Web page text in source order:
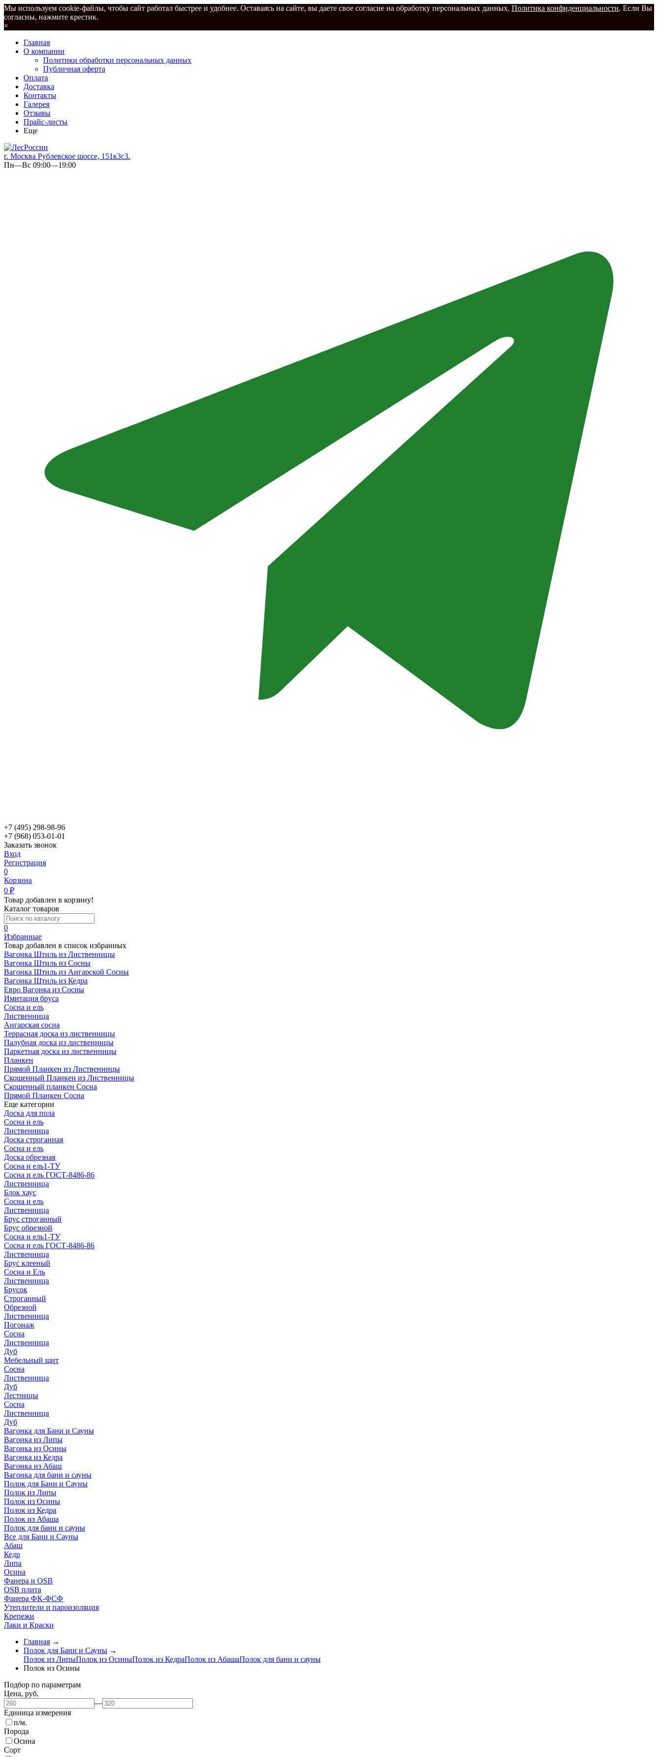
Мы используем cookie-файлы, чтобы сайт работал быстрее и удобнее. Оставаясь на сайте, вы даете свое согласие на обработку персональных данных. Политика конфиденциальности. Если Вы
согласны, нажмите крестик.
×
Главная
О компании
Политики обработки персональных данных
Публичная оферта
Оплата
Доставка
Контакты
Галерея
Отзывы
Прайс-листы
Еще
г. Москва Рублевское шоссе, 151к3с3.
Пн—Вс 09:00—19:00
+7 (495) 298-98-96
+7 (968) 053-01-01
Заказать звонок
Вход
Регистрация
0
Корзина
0 ₽
Товар добавлен в корзину!
Каталог товаров
0
Избранные
Товар добавлен в список избранных
Вагонка Штиль из Лиственницы
Вагонка Штиль из Сосны
Вагонка Штиль из Ангарской Сосны
Вагонка Штиль из Кедра
Евро Вагонка из Сосны
Имитация бруса
Сосна и ель
Лиственница
Ангарская сосна
Террасная доска из лиственницы
Палубная доска из лиственницы
Паркетная доска из лиственницы
Планкен
Прямой Планкен из Лиственницы
Скошенный Планкен из Лиственницы
Скошенный планкен Сосна
Прямой Планкен Сосна
Еще категории
Доска для пола
Сосна и ель
Лиственница
Доска строганная
Сосна и ель
Доска обрезная
Сосна и ель1-ТУ
Сосна и ель ГОСТ-8486-86
Лиственница
Блок хаус
Сосна и ель
Лиственница
Брус строганный
Брус обрезной
Сосна и ель1-ТУ
Сосна и ель ГОСТ-8486-86
Лиственница
Брус клееный
Сосна и Ель
Лиственница
Брусок
Строганный
Обрезной
Лиственница
Погонаж
Сосна
Лиственница
Дуб
Мебельный щит
Сосна
Лиственница
Дуб
Лестницы
Сосна
Лиственница
Дуб
Вагонка для Бани и Сауны
Вагонка из Липы
Вагонка из Осины
Вагонка из Кедра
Вагонка из Абаш
Вагонка для бани и сауны
Полок для Бани и Сауны
Полок из Липы
Полок из Осины
Полок из Кедра
Полок из Абаша
Полок для бани и сауны
Все для Бани и Сауны
Абаш
Кедр
Липа
Осина
Фанера и OSB
OSB плита
Фанера ФК-ФСФ
Утеплители и пароизоляция
Крепежи
Лаки и Краски
Главная →
Полок для Бани и Сауны →
Полок из ЛипыПолок из ОсиныПолок из КедраПолок из АбашаПолок для бани и сауны
Полок из Осины
Подбор по параметрам
Цена, руб.
—
Единица измерения
п/м.
Порода
Осина
Сорт